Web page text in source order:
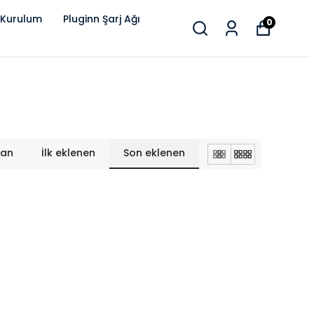
Pluginn Şarj Ağı
0
İlk eklenen Son eklenen